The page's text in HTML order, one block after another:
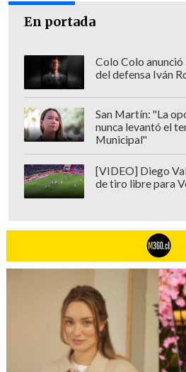
En portada
Colo Colo anunció
del defensa Iván
San Martín: "La
nunca levantó el
Municipal"
[VIDEO] Diego
de tiro libre para